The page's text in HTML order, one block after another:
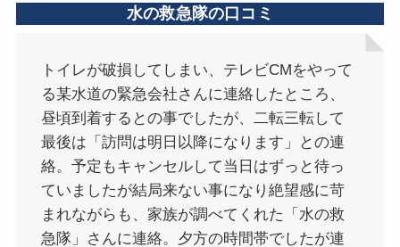
水の救急隊の口コミ
トイレが破損してしまい、テレビCMをやって
る某水道の緊急会社さんに連絡したところ、
昼頃到着するとの事でしたが、二転三転して
最後は「訪問は明日以降になります」との連
絡。予定もキャンセルして当日はずっと待っ
ていましたが結局来ない事になり絶望感に苛
まれながらも、家族が調べてくれた「水の救
急隊」さんに連絡。夕方の時間帯でしたが連